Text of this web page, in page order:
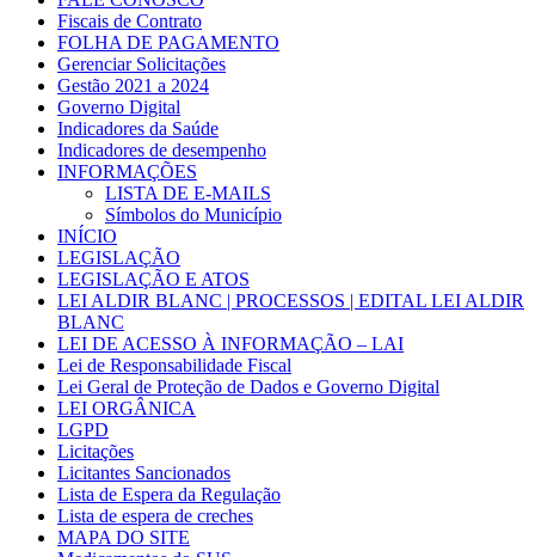
Fiscais de Contrato
FOLHA DE PAGAMENTO
Gerenciar Solicitações
Gestão 2021 a 2024
Governo Digital
Indicadores da Saúde
Indicadores de desempenho
INFORMAÇÕES
LISTA DE E-MAILS
Símbolos do Município
INÍCIO
LEGISLAÇÃO
LEGISLAÇÃO E ATOS
LEI ALDIR BLANC | PROCESSOS | EDITAL LEI ALDIR
BLANC
LEI DE ACESSO À INFORMAÇÃO – LAI
Lei de Responsabilidade Fiscal
Lei Geral de Proteção de Dados e Governo Digital
LEI ORGÂNICA
LGPD
Licitações
Licitantes Sancionados
Lista de Espera da Regulação
Lista de espera de creches
MAPA DO SITE